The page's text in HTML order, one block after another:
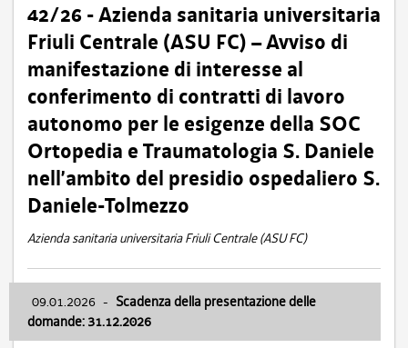
42/26 - Azienda sanitaria universitaria
Friuli Centrale (ASU FC) – Avviso di
manifestazione di interesse al
conferimento di contratti di lavoro
autonomo per le esigenze della SOC
Ortopedia e Traumatologia S. Daniele
nell’ambito del presidio ospedaliero S.
Daniele-Tolmezzo
Azienda sanitaria universitaria Friuli Centrale (ASU FC)
09.01.2026 - Scadenza della presentazione delle
domande: 31.12.2026